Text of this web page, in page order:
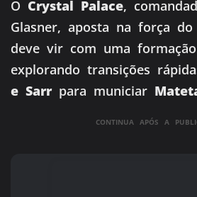
O Crystal Palace,
Glasner, aposta na força
deve vir com uma
explorando transições
e Sarrpara municiar
CONTINUA APÓS A